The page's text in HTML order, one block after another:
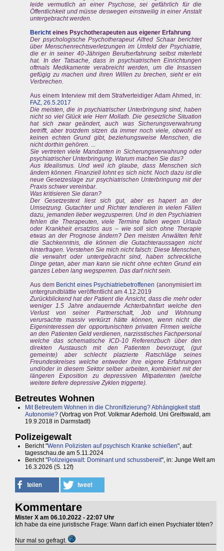
leide vermutlich an einer Psychose, sei gefährlich für die
Öffentlichkeit und müsse deswegen einstweilig in einer Anstalt
untergebracht werden.
Bericht eines Psychotherapeuten aus eigener Erfahrung
Der psychologische Psychotherapeut Alfred Schaar berichtet
über Menschenrechtsverletzungen im Umfeld der Psychiatrie,
die er in seiner 40-Jährigen Berufserfahrung selbst miterlebt
hat. In der Tatsache, dass in psychiatrischen Einrichtungen
oftmals Medikamente verabreicht werden, um die Insassen
gefügig zu machen und ihren Willen zu brechen, sieht er ein
Verbrechen.
Aus einem Interview mit dem Strafverteidiger Adam Ahmed, in:
FAZ, 26.5.2017
Die meisten, die in psychiatrischer Unterbringung sind, haben
nicht so viel Glück wie Herr Mollath. Die gesetzliche Situation
hat sich zwar geändert, auch was Sicherungsverwahrung
betrifft, aber trotzdem sitzen da immer noch viele, obwohl es
keinen echten Grund gibt, beziehungsweise Menschen, die
nicht dorthin gehören. ...
Sie vertreten viele Mandanten in Sicherungsverwahrung oder
psychiatrischer Unterbringung. Warum machen Sie das?
Aus Idealismus. Und weil ich glaube, dass Menschen sich
ändern können. Finanziell lohnt es sich nicht. Noch dazu ist die
neue Gesetzeslage zur psychiatrischen Unterbringung mit der
Praxis schwer vereinbar.
Was kritisieren Sie daran?
Der Gesetzestext liest sich gut, aber es hapert an der
Umsetzung. Gutachter und Richter tendieren in vielen Fällen
dazu, jemanden lieber wegzusperren. Und in den Psychiatrien
fehlen die Therapeuten, viele Termine fallen wegen Urlaub
oder Krankheit ersatzlos aus – wie soll sich ohne Therapie
etwas an der Prognose ändern? Den meisten Anwälten fehlt
die Sachkenntnis, die können die Gutachteraussagen nicht
hinterfragen. Verstehen Sie mich nicht falsch: Diese Menschen,
die verwahrt oder untergebracht sind, haben schreckliche
Dinge getan, aber man kann sie nicht ohne echten Grund ein
ganzes Leben lang wegsperren. Das darf nicht sein.
Aus dem Bericht eines Psychiatriebetroffenen (anonymisiert im
untergrundblättle veröffentlicht am 4.12.2019
Zurückblickend hat der Patient die Ansicht, dass die mehr oder
weniger 1.5 Jahre andauernde Achterbahnfart welche den
Verlust von seiner Partnerschaft, Job und Wohnung
verursachte massiv verkürzt hätte können, wenn nicht die
Eigeninteressen der opportunischten privaten Firmen welche
an den Patienten Geld verdienen, narzisstisches Fachpersonal
welche das schematische ICD-10 Referenzbuch über den
direkten Austausch mit den Patienten bevorzugt, (gut
gemeinte) aber schlecht platzierte Ratschläge seines
Freundeskreises welche entweder ihre eigene Erfahrungen
und/oder in diesem Sektor selber arbeiten, kombiniert mit der
längeren Exposition zu depressiven Mitpatienten (welche
weitere tiefere depressive Zyklen triggerte).
Betreutes Wohnen
Mit Betreutem Wohnen in die Chronifizierung? Abhängigkeit statt
Autonomie? (Vortrag von Prof. Volkmar Aderhold. Uni Greifswald, am
19.9.2018 in Darmstadt)
Polizeigewalt
Bericht "Wenn Polizisten auf psychisch Kranke schießen", auf:
tagesschau.de am 5.11.2024
Bericht "Polizeigewalt: Dominant und schussbereit", in: Junge Welt am
16.3.2026 (S. 12f)
Kommentare
Mister X am 06.10.2022 - 22:07 Uhr
Ich habe da eine juristische Frage: Wann darf ich einen Psychiater töten?
Nur mal so gefragt.